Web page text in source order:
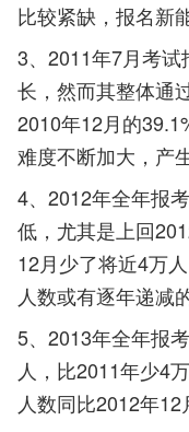
比较紧缺，报名新
3、2011年7月考
长，然而其整体通
2010年12月的
难度不断加大，产
4、2012年全年报
低，尤其是上回
12月少了将近4万
人数或有逐年递减
5、2013年全年报
人，比2011年少4
人数同比2012年